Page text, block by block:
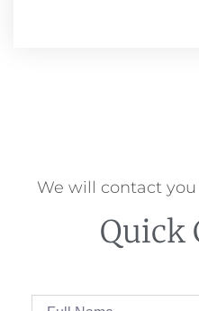
We will contact
Quick